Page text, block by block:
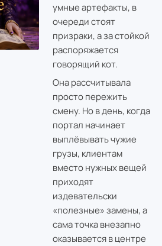
умные артефакты, в
очереди стоят
призраки, а за стойкой
распоряжается
говорящий кот.
Она рассчитывала
просто пережить
смену. Но в день, когда
портал начинает
выплёвывать чужие
грузы, клиентам
вместо нужных вещей
приходят
издевательски
«полезные» замены, а
сама точка внезапно
оказывается в центре